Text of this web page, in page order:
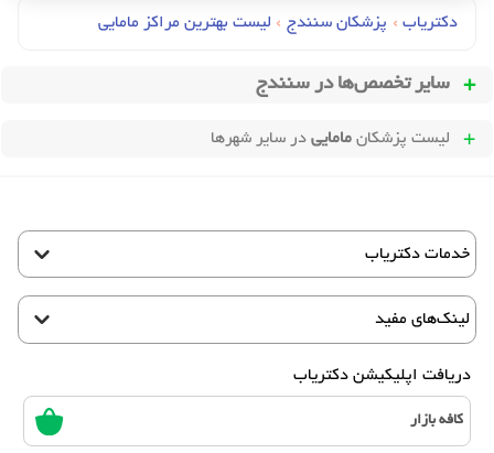
دکتریاب › پزشکان سنندج › لیست بهترین مراکز مامایی
سایر تخصص‌ها در سنندج
لیست پزشکان مامایی در سایر شهرها
خدمات دکتریاب
لینک‌های مفید
دریافت اپلیکیشن دکتریاب
کافه بازار